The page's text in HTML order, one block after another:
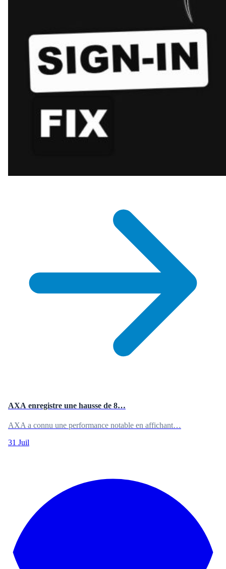
AXA enregistre une hausse de 8…
AXA a connu une performance notable en affichant…
31 Juil